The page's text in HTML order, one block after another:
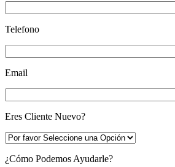
Telefono
Email
Eres Cliente Nuevo?
¿Cómo Podemos Ayudarle?